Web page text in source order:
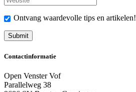
Ontvang waardevolle tips en artikelen!
Contactinformatie
Open Venster Vof
Parallelweg 38